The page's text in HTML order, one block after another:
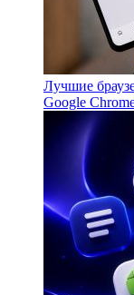
Лучшие
Google